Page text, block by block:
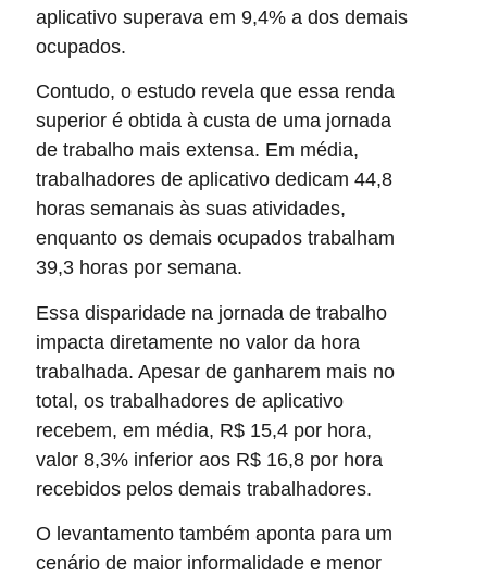
aplicativo superava em 9,4% a dos demais
ocupados.
Contudo, o estudo revela que essa renda
superior é obtida à custa de uma jornada
de trabalho mais extensa. Em média,
trabalhadores de aplicativo dedicam 44,8
horas semanais às suas atividades,
enquanto os demais ocupados trabalham
39,3 horas por semana.
Essa disparidade na jornada de trabalho
impacta diretamente no valor da hora
trabalhada. Apesar de ganharem mais no
total, os trabalhadores de aplicativo
recebem, em média, R$ 15,4 por hora,
valor 8,3% inferior aos R$ 16,8 por hora
recebidos pelos demais trabalhadores.
O levantamento também aponta para um
cenário de maior informalidade e menor